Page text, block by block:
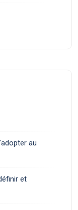
au
et